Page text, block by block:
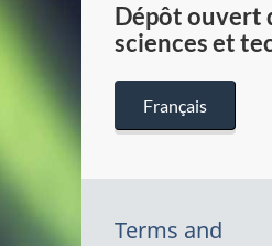
Dépôt ouvert
sciences et
Français
Terms and